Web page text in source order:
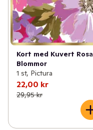
Kort med Kuvert Rosa
Blommor
1 st, Pictura
22,00 kr
29,95 kr